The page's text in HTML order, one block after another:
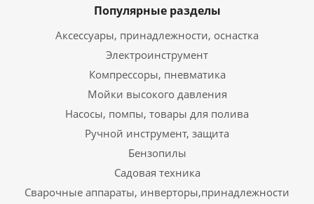
Популярные разделы
Аксессуары, принадлежности, оснастка
Электроинструмент
Компрессоры, пневматика
Мойки высокого давления
Насосы, помпы, товары для полива
Ручной инструмент, защита
Бензопилы
Садовая техника
Сварочные аппараты, инверторы,принадлежности